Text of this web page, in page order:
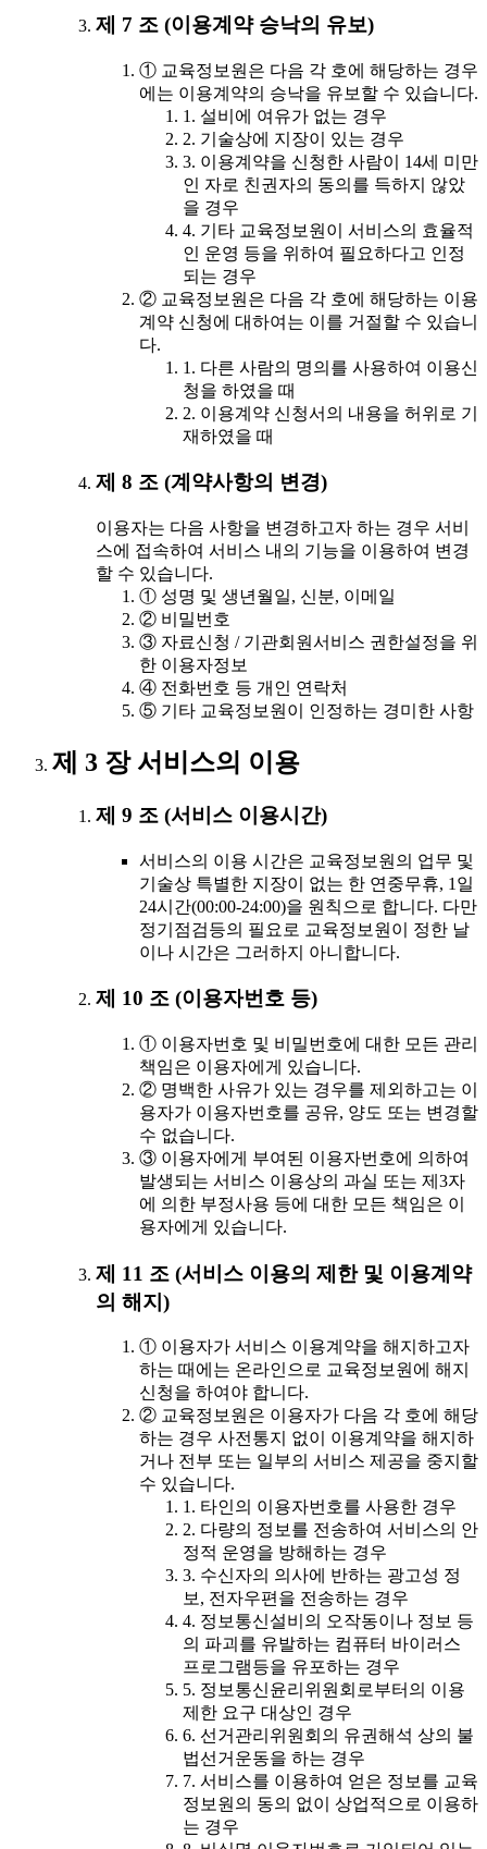
제 7 조 (이용계약 승낙의 유보)
① 교육정보원은 다음 각 호에 해당하는 경우
에는 이용계약의 승낙을 유보할 수 있습니다.
1. 설비에 여유가 없는 경우
2. 기술상에 지장이 있는 경우
3. 이용계약을 신청한 사람이 14세 미만
인 자로 친권자의 동의를 득하지 않았
을 경우
4. 기타 교육정보원이 서비스의 효율적
인 운영 등을 위하여 필요하다고 인정
되는 경우
② 교육정보원은 다음 각 호에 해당하는 이용
계약 신청에 대하여는 이를 거절할 수 있습니
다.
1. 다른 사람의 명의를 사용하여 이용신
청을 하였을 때
2. 이용계약 신청서의 내용을 허위로 기
재하였을 때
제 8 조 (계약사항의 변경)
이용자는 다음 사항을 변경하고자 하는 경우 서비
스에 접속하여 서비스 내의 기능을 이용하여 변경
할 수 있습니다.
① 성명 및 생년월일, 신분, 이메일
② 비밀번호
③ 자료신청 / 기관회원서비스 권한설정을 위
한 이용자정보
④ 전화번호 등 개인 연락처
⑤ 기타 교육정보원이 인정하는 경미한 사항
제 3 장 서비스의 이용
제 9 조 (서비스 이용시간)
서비스의 이용 시간은 교육정보원의 업무 및
기술상 특별한 지장이 없는 한 연중무휴, 1일
24시간(00:00-24:00)을 원칙으로 합니다. 다만
정기점검등의 필요로 교육정보원이 정한 날
이나 시간은 그러하지 아니합니다.
제 10 조 (이용자번호 등)
① 이용자번호 및 비밀번호에 대한 모든 관리
책임은 이용자에게 있습니다.
② 명백한 사유가 있는 경우를 제외하고는 이
용자가 이용자번호를 공유, 양도 또는 변경할
수 없습니다.
③ 이용자에게 부여된 이용자번호에 의하여
발생되는 서비스 이용상의 과실 또는 제3자
에 의한 부정사용 등에 대한 모든 책임은 이
용자에게 있습니다.
제 11 조 (서비스 이용의 제한 및 이용계약
의 해지)
① 이용자가 서비스 이용계약을 해지하고자
하는 때에는 온라인으로 교육정보원에 해지
신청을 하여야 합니다.
② 교육정보원은 이용자가 다음 각 호에 해당
하는 경우 사전통지 없이 이용계약을 해지하
거나 전부 또는 일부의 서비스 제공을 중지할
수 있습니다.
1. 타인의 이용자번호를 사용한 경우
2. 다량의 정보를 전송하여 서비스의 안
정적 운영을 방해하는 경우
3. 수신자의 의사에 반하는 광고성 정
보, 전자우편을 전송하는 경우
4. 정보통신설비의 오작동이나 정보 등
의 파괴를 유발하는 컴퓨터 바이러스
프로그램등을 유포하는 경우
5. 정보통신윤리위원회로부터의 이용
제한 요구 대상인 경우
6. 선거관리위원회의 유권해석 상의 불
법선거운동을 하는 경우
7. 서비스를 이용하여 얻은 정보를 교육
정보원의 동의 없이 상업적으로 이용하
는 경우